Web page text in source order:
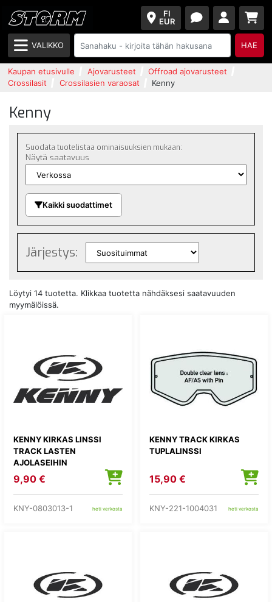
FI
EUR
VALIKKO HAE
Kaupan etusivulle Ajovarusteet
Offroad ajovarusteet
Crossilasit
Crossilasien varaosat Kenny
Kenny
Suodata tuotelistaa ominaisuuksien mukaan:
Näytä saatavuus
Kaikki suodattimet
Järjestys:
Löytyi 14 tuotetta. Klikkaa tuotetta nähdäksesi saatavuuden
myymälöissä.
KENNY KIRKAS LINSSI
TRACK LASTEN
AJOLASEIHIN
9,90 €
KNY-0803013-1 heti verkosta
KENNY TRACK KIRKAS
TUPLALINSSI
15,90 €
KNY-221-1004031 heti verkosta